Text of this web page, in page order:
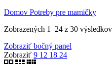
Domov Potreby pre mamičky
Zobrazených 1–24 z 30 výsledkov
Zobraziť bočný panel
Zobraziť 9 12 18 24